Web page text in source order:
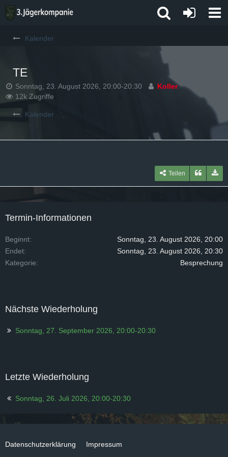
Kalender
TE
Sonntag, 23. August 2026, 20:00-20:30
Koller
12k Zugriffe
Kalender
Teilen
Termin-Informationen
Beginnt
Sonntag, 23. August 2026, 20:00
Endet
Sonntag, 23. August 2026, 20:30
Kategorie
Besprechung
Nächste Wiederholung
Sonntag, 27. September 2026, 20:00-20:30
Letzte Wiederholung
Sonntag, 26. Juli 2026, 20:00-20:30
Datenschutzerklärung Impressum